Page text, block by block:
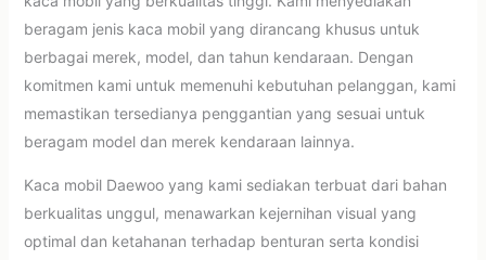
beragam jenis kaca mobil yang dirancang khusus untuk
berbagai merek, model, dan tahun kendaraan. Dengan
komitmen kami untuk memenuhi kebutuhan pelanggan, kami
memastikan tersedianya penggantian yang sesuai untuk
beragam model dan merek kendaraan lainnya.
Kaca mobil Daewoo yang kami sediakan terbuat dari bahan
berkualitas unggul, menawarkan kejernihan visual yang
optimal dan ketahanan terhadap benturan serta kondisi